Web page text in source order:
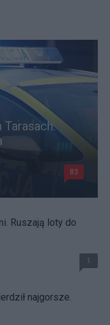
Tarasach.
83
Ruszają loty do
1
najgorsze.